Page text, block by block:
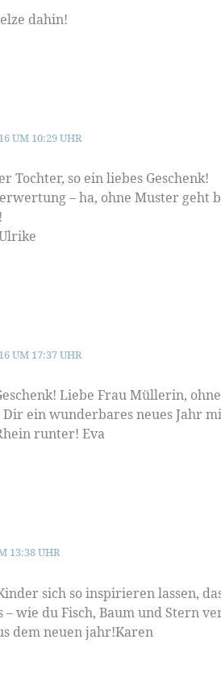
dahin!
UM 10:29 UHR
Tochter, so ein liebes Geschenk!
– ha, ohne Muster geht
UM 17:37 UHR
Liebe Frau Müllerin,
ein wunderbares neues Jahr
runter! Eva
13:38 UHR
sich so inspirieren lassen,
wie du Fisch, Baum und Stern
dem neuen jahr!Karen